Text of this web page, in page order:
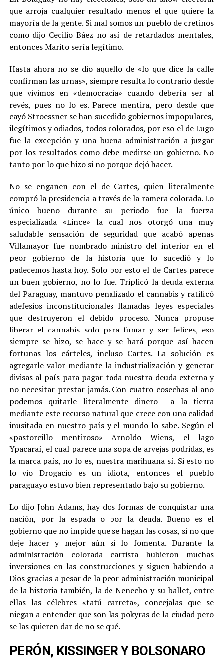
que arroja cualquier resultado menos el que quiere la
mayoría de la gente. Si mal somos un pueblo de cretinos
como dijo Cecilio Báez no así de retardados mentales,
entonces Marito sería legítimo.
Hasta ahora no se dio aquello de «lo que dice la calle
confirman las urnas», siempre resulta lo contrario desde
que vivimos en «democracia» cuando debería ser al
revés, pues no lo es. Parece mentira, pero desde que
cayó Stroessner se han sucedido gobiernos impopulares,
ilegítimos y odiados, todos colorados, por eso el de Lugo
fue la excepción y una buena administración a juzgar
por los resultados como debe medirse un gobierno. No
tanto por lo que hizo si no porque dejó hacer.
No se engañen con el de Cartes, quien literalmente
compró la presidencia a través de la ramera colorada. Lo
único bueno durante su periodo fue la fuerza
especializada «Lince» la cual nos otorgó una muy
saludable sensación de seguridad que acabó apenas
Villamayor fue nombrado ministro del interior en el
peor gobierno de la historia que lo sucedió y lo
padecemos hasta hoy. Solo por esto el de Cartes parece
un buen gobierno, no lo fue. Triplicó la deuda externa
del Paraguay, mantuvo penalizado el cannabis y ratificó
adefesios inconstitucionales llamadas leyes especiales
que destruyeron el debido proceso. Nunca propuse
liberar el cannabis solo para fumar y ser felices, eso
siempre se hizo, se hace y se hará porque así hacen
fortunas los cárteles, incluso Cartes. La solución es
agregarle valor mediante la industrialización y generar
divisas al país para pagar toda nuestra deuda externa y
no necesitar prestar jamás. Con cuatro cosechas al año
podemos quitarle literalmente dinero a la tierra
mediante este recurso natural que crece con una calidad
inusitada en nuestro país y el mundo lo sabe. Según el
«pastorcillo mentiroso» Arnoldo Wiens, el lago
Ypacaraí, el cual parece una sopa de arvejas podridas, es
la marca país, no lo es, nuestra marihuana sí. Si esto no
lo vio Drogacio es un idiota, entonces el pueblo
paraguayo estuvo bien representado bajo su gobierno.
Lo dijo John Adams, hay dos formas de conquistar una
nación, por la espada o por la deuda. Bueno es el
gobierno que no impide que se hagan las cosas, si no que
deje hacer y mejor aún si lo fomenta. Durante la
administración colorada cartista hubieron muchas
inversiones en las construcciones y siguen habiendo a
Dios gracias a pesar de la peor administración municipal
de la historia también, la de Nenecho y su ballet, entre
ellas las célebres «tatú carreta», concejalas que se
niegan a entender que son las pokyras de la ciudad pero
se las quieren dar de no se qué.
PERÓN, KISSINGER Y BOLSONARO